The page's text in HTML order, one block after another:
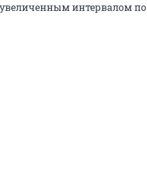
увеличенным интервалом по